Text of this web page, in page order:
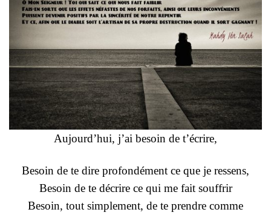
Aujourd’hui, j’ai besoin de t’écrire,
Besoin de te dire profondément ce que je ressens,
Besoin de te décrire ce qui me fait souffrir
Besoin, tout simplement, de te prendre comme